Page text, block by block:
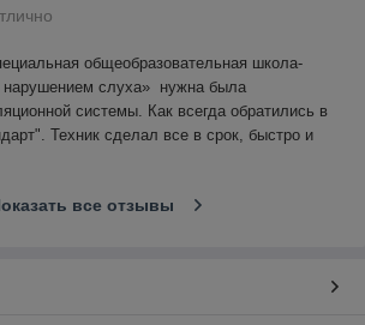
общеобразовательная школа-
нарушением слуха»  нужна была
системы. Как всегда обратились в
Техник сделал все в срок, быстро и
все отзывы